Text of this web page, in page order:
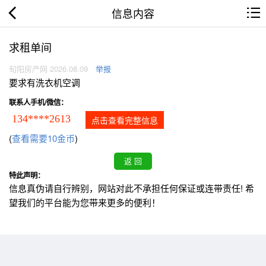
信息内容
求租单间
旬阳房产网 2026.08.09 举报
要求有洗衣机空调
联系人手机/微信：
134****2613 点击查看完整信息
(查看需要10金币)
特此声明：
信息真伪请自行辨别，网站对此不承担任何保证或连带责任! 希
望我们的平台能为您带来更多的便利！